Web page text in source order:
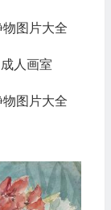
人画室